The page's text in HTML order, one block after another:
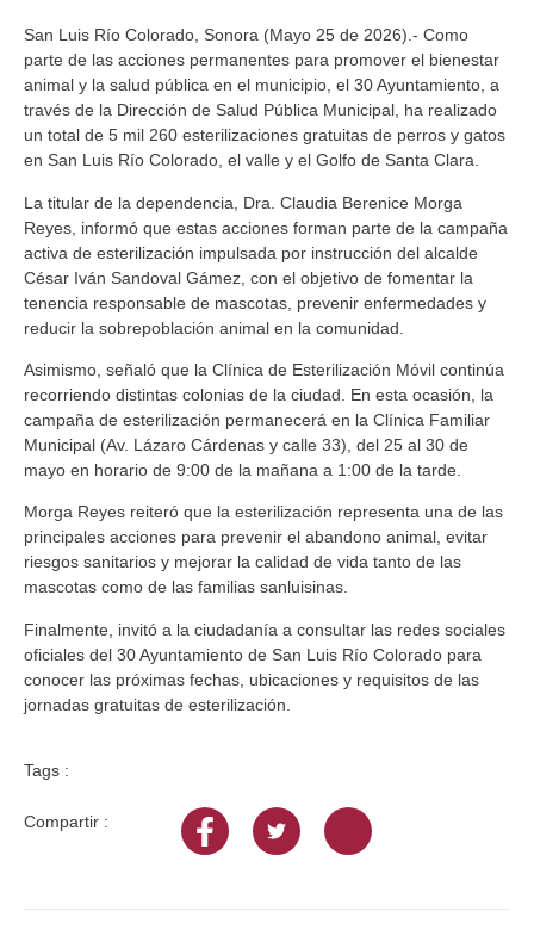
San Luis Río Colorado, Sonora (Mayo 25 de 2026).- Como
parte de las acciones permanentes para promover el bienestar
animal y la salud pública en el municipio, el 30 Ayuntamiento, a
través de la Dirección de Salud Pública Municipal, ha realizado
un total de 5 mil 260 esterilizaciones gratuitas de perros y gatos
en San Luis Río Colorado, el valle y el Golfo de Santa Clara.
La titular de la dependencia, Dra. Claudia Berenice Morga
Reyes, informó que estas acciones forman parte de la campaña
activa de esterilización impulsada por instrucción del alcalde
César Iván Sandoval Gámez, con el objetivo de fomentar la
tenencia responsable de mascotas, prevenir enfermedades y
reducir la sobrepoblación animal en la comunidad.
Asimismo, señaló que la Clínica de Esterilización Móvil continúa
recorriendo distintas colonias de la ciudad. En esta ocasión, la
campaña de esterilización permanecerá en la Clínica Familiar
Municipal (Av. Lázaro Cárdenas y calle 33), del 25 al 30 de
mayo en horario de 9:00 de la mañana a 1:00 de la tarde.
Morga Reyes reiteró que la esterilización representa una de las
principales acciones para prevenir el abandono animal, evitar
riesgos sanitarios y mejorar la calidad de vida tanto de las
mascotas como de las familias sanluisinas.
Finalmente, invitó a la ciudadanía a consultar las redes sociales
oficiales del 30 Ayuntamiento de San Luis Río Colorado para
conocer las próximas fechas, ubicaciones y requisitos de las
jornadas gratuitas de esterilización.
Tags :
Compartir :